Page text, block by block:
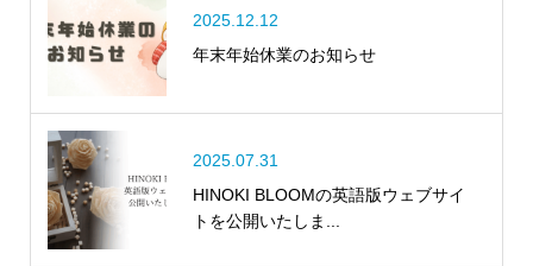
2025.12.12
年末年始休業のお知らせ
2025.07.31
HINOKI BLOOMの英語版ウェブサイ
トを公開いたしま...